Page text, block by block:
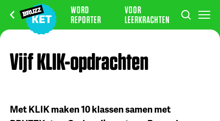
WORD
REPORTER
VOOR
LEERKRACHTEN
Vijf KLIK-opdrachten
Met KLIK maken 10 klassen samen met